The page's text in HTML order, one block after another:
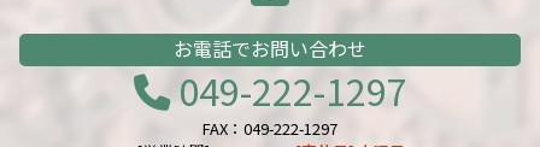
お電話でお問い合わせ
049-222-1297
FAX：049-222-1297